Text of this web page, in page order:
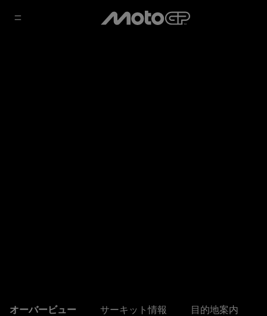
オーバービュー サーキット情報 目的地案内